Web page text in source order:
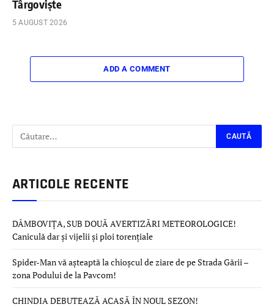
Târgoviște
5 AUGUST 2026
ADD A COMMENT
ARTICOLE RECENTE
DÂMBOVIȚA, SUB DOUĂ AVERTIZĂRI METEOROLOGICE!
Caniculă dar și vijelii și ploi torențiale
Spider-Man vă așteaptă la chioșcul de ziare de pe Strada Gării –
zona Podului de la Pavcom!
CHINDIA DEBUTEAZĂ ACASĂ ÎN NOUL SEZON!